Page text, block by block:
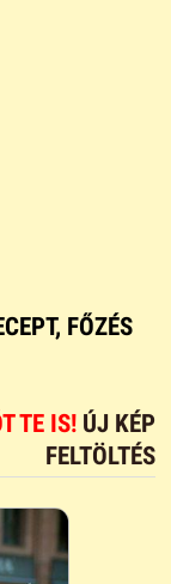
FŐZÉS
TE IS! ÚJ KÉP
FELTÖLTÉS